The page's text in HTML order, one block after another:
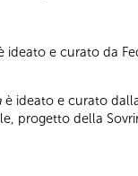
ideato e curato da
è ideato e curato
progetto della